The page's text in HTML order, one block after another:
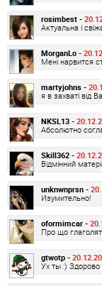
rosimbest -
Актуальна і
MorganLo -
Мені нарвится
martyjohns -
я в захваті від
NKSL13 -
Абсолютно
Skill362 -
Відмінний
unknwnprsn -
Изумительно!
oformimcar -
Про що
gtwotp -
Ух ты :) Здорово